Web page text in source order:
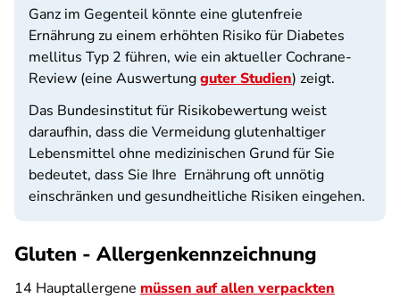
Ganz im Gegenteil könnte eine glutenfreie
Ernährung zu einem erhöhten Risiko für Diabetes
mellitus Typ 2 führen, wie ein aktueller Cochrane-
Review (eine Auswertungguter Studien) zeigt.
Das Bundesinstitut für Risikobewertung weist
daraufhin, dass die Vermeidung glutenhaltiger
Lebensmittel ohne medizinischen Grund für Sie
bedeutet, dass Sie Ihre Ernährung oft unnötig
einschränken und gesundheitliche Risiken eingehen.
Gluten - Allergenkennzeichnung
14 Hauptallergene müssen auf allen verpackten